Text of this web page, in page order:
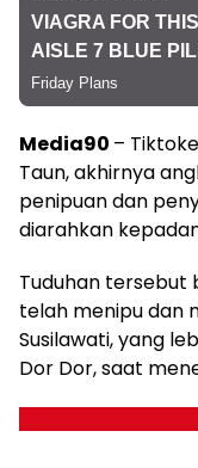
Media90 –
Taun, akhirnya
penipuan dan
diarahkan
Tuduhan tersebut
telah menipu dan
Susilawati, yang
Dor Dor, saat